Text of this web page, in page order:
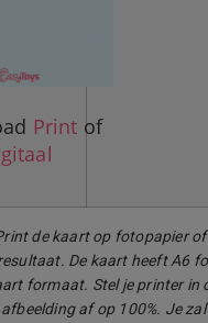
Print of
de kaart op fotopapier
De kaart heeft A6
formaat. Stel je printer in
af op 100%. Je